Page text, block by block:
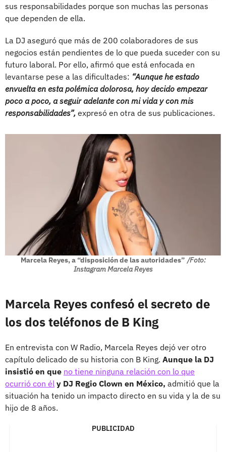
sus responsabilidades porque son muchas las personas
que dependen de ella.
La DJ aseguró que más de 200 colaboradores de sus
negocios están pendientes de lo que pueda suceder con su
futuro laboral. Por ello, afirmó que está enfocada en
levantarse pese a las dificultades: “Aunque he estado
envuelta en esta polémica dolorosa, hoy decido empezar
poco a poco, a seguir adelante con mi vida y con mis
responsabilidades”, expresó en otra de sus publicaciones.
Marcela Reyes, a “disposición de las autoridades” /Foto:
Instagram Marcela Reyes
Marcela Reyes confesó el secreto de
los dos teléfonos de B King
En entrevista con W Radio, Marcela Reyes dejó ver otro
capítulo delicado de su historia con B King. Aunque la DJ
insistió en que no tiene ninguna relación con lo que
ocurrió con él y DJ Regio Clown en México, admitió que la
situación ha tenido un impacto directo en su vida y la de su
hijo de 8 años.
PUBLICIDAD